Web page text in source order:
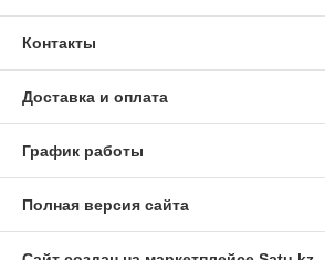
Контакты
Доставка и оплата
График работы
Полная версия сайта